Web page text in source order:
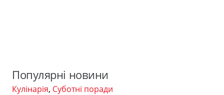
Популярні новини
Кулінарія, Суботні поради